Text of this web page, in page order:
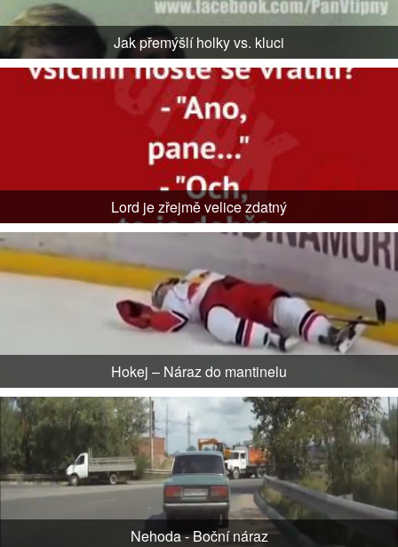
Jak přemýšlí holky vs. kluci
Lord je zřejmě velice zdatný
Hokej – Náraz do mantinelu
Nehoda - Boční náraz